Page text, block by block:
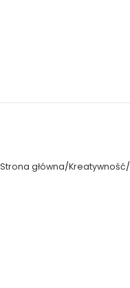
Strona główna Kreatywność